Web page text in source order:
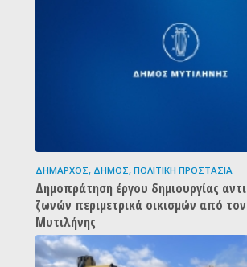
ΔΉΜΑΡΧΟΣ, ΔΉΜΟΣ, ΠΟΛΙΤΙΚΉ ΠΡΟΣΤΑΣΊΑ
Δημοπράτηση έργου δημιουργίας
ζωνών περιμετρικά οικισμών από
Μυτιλήνης